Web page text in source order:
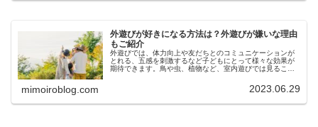
外遊びが好きになる方法は？外遊びが嫌いな理由
もご紹介
外遊びでは、体力向上や友だちとのコミュニケーションが
とれる、五感を刺激するなど子どもにとって様々な効果が
期待できます。鳥や虫、植物など、室内遊びでは見ること
mimoiroblog.com 2023.06.29